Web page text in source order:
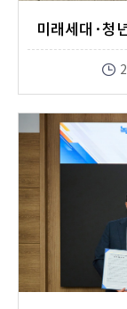
미래세대·청